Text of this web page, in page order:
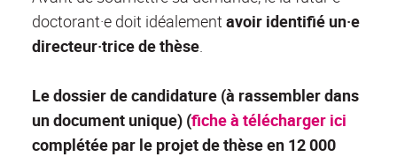
doctorant·e doit idéalement avoir identifié un·e
directeur·trice de thèse
Le dossier de candidature (à rassembler dans
un document unique) (fiche à télécharger ici
complétée par le projet de thèse en 12 000